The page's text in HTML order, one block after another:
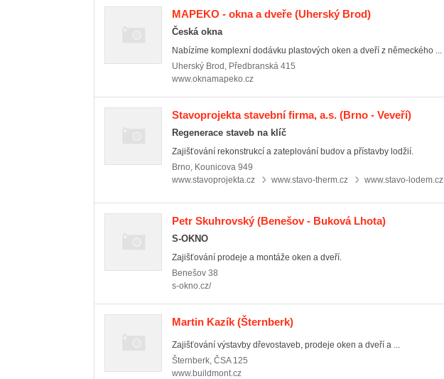
MAPEKO - okna a dveře (Uherský Brod)
Česká okna
Nabízíme komplexní dodávku plastových oken a dveří z německého ...
Uherský Brod , Předbranská 415
www.oknamapeko.cz
Stavoprojekta stavební firma, a.s. (Brno - Veveří)
Regenerace staveb na klíč
Zajišťování rekonstrukcí a zateplování budov a přístavby lodžií.
Brno, Kounicova 949
www.stavoprojekta.cz
www.stavo-therm.cz www.stavo-lodem.cz
Petr Skuhrovský (Benešov - Buková Lhota)
S-OKNO
Zajišťování prodeje a montáže oken a dveří.
Benešov 38
s-okno.cz/
Martin Kazík (Šternberk)
Zajišťování výstavby dřevostaveb, prodeje oken a dveří a ...
Šternberk, ČSA 125
www.buildmont.cz